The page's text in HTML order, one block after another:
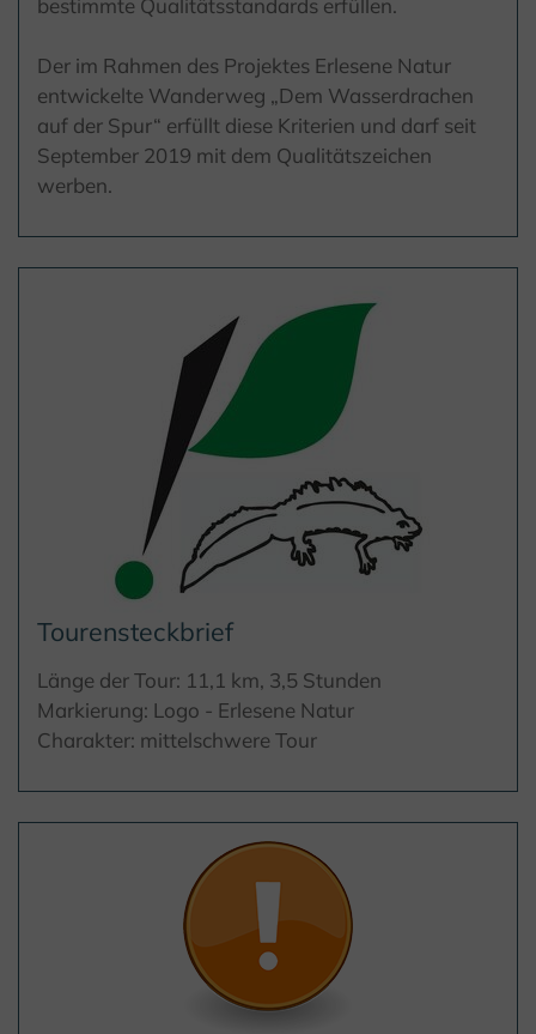
bestimmte Qualitätsstandards erfüllen.
Der im Rahmen des Projektes Erlesene Natur
entwickelte Wanderweg „Dem Wasserdrachen
auf der Spur“ erfüllt diese Kriterien und darf seit
September 2019 mit dem Qualitätszeichen
werben.
Tourensteckbrief
Länge der Tour: 11,1 km, 3,5 Stunden
Markierung: Logo - Erlesene Natur
Charakter: mittelschwere Tour